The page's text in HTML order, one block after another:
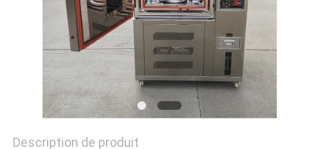
Description de produit